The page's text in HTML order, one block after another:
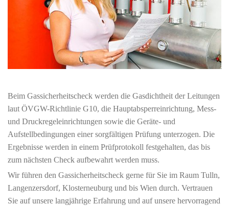
Beim Gassicherheitscheck werden die Gasdichtheit der Leitungen
laut ÖVGW-Richtlinie G10, die Hauptabsperreinrichtung, Mess-
und Druckregeleinrichtungen sowie die Geräte- und
Aufstellbedingungen einer sorgfältigen Prüfung unterzogen. Die
Ergebnisse werden in einem Prüfprotokoll festgehalten, das bis
zum nächsten Check aufbewahrt werden muss.
Wir führen den Gassicherheitscheck gerne für Sie im Raum Tulln,
Langenzersdorf, Klosterneuburg und bis Wien durch. Vertrauen
Sie auf unsere langjährige Erfahrung und auf unsere hervorragend